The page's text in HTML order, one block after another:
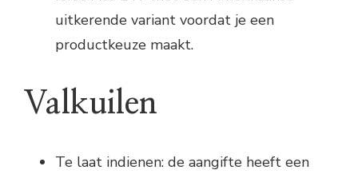
uitkerende variant voordat je een
productkeuze maakt.
Valkuilen
Te laat indienen: de aangifte heeft een